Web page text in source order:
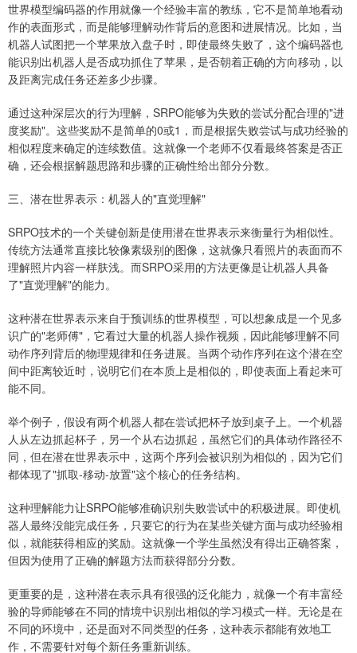
世界模型编码器的作用就像一个经验丰富的教练，它不是简单地看动
作的表面形式，而是能够理解动作背后的意图和进展情况。比如，当
机器人试图把一个苹果放入盘子时，即使最终失败了，这个编码器也
能识别出机器人是否成功抓住了苹果，是否朝着正确的方向移动，以
及距离完成任务还差多少步骤。
通过这种深层次的行为理解，SRPO能够为失败的尝试分配合理的"进
度奖励"。这些奖励不是简单的0或1，而是根据失败尝试与成功经验的
相似程度来确定的连续数值。这就像一个老师不仅看最终答案是否正
确，还会根据解题思路和步骤的正确性给出部分分数。
三、潜在世界表示：机器人的"直觉理解"
SRPO技术的一个关键创新是使用潜在世界表示来衡量行为相似性。
传统方法通常直接比较像素级别的图像，这就像只看照片的表面而不
理解照片内容一样肤浅。而SRPO采用的方法更像是让机器人具备
了"直觉理解"的能力。
这种潜在世界表示来自于预训练的世界模型，可以想象成是一个见多
识广的"老师傅"，它看过大量的机器人操作视频，因此能够理解不同
动作序列背后的物理规律和任务进展。当两个动作序列在这个潜在空
间中距离较近时，说明它们在本质上是相似的，即使表面上看起来可
能不同。
举个例子，假设有两个机器人都在尝试把杯子放到桌子上。一个机器
人从左边抓起杯子，另一个从右边抓起，虽然它们的具体动作路径不
同，但在潜在世界表示中，这两个序列会被识别为相似的，因为它们
都体现了"抓取-移动-放置"这个核心的任务结构。
这种理解能力让SRPO能够准确识别失败尝试中的积极进展。即使机
器人最终没能完成任务，只要它的行为在某些关键方面与成功经验相
似，就能获得相应的奖励。这就像一个学生虽然没有得出正确答案，
但因为使用了正确的解题方法而获得部分分数。
更重要的是，这种潜在表示具有很强的泛化能力，就像一个有丰富经
验的导师能够在不同的情境中识别出相似的学习模式一样。无论是在
不同的环境中，还是面对不同类型的任务，这种表示都能有效地工
作，不需要针对每个新任务重新训练。